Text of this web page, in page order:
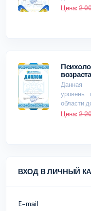
ВХОД В ЛИЧНЫЙ
E-mail
Цена: 2
возраста
Данная
уровень
области
Цена: 2